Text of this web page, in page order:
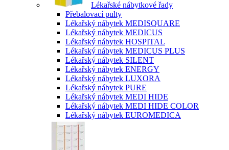
Lékařské nábytkové řady
Přebalovací pulty
Lékařský nábytek MEDISQUARE
Lékařský nábytek MEDICUS
Lékařský nábytek HOSPITAL
Lékařský nábytek MEDICUS PLUS
Lékařský nábytek SILENT
Lékařský nábytek ENERGY
Lékařský nábytek LUXORA
Lékařský nábytek PURE
Lékařský nábytek MEDI HIDE
Lékařský nábytek MEDI HIDE COLOR
Lékařský nábytek EUROMEDICA